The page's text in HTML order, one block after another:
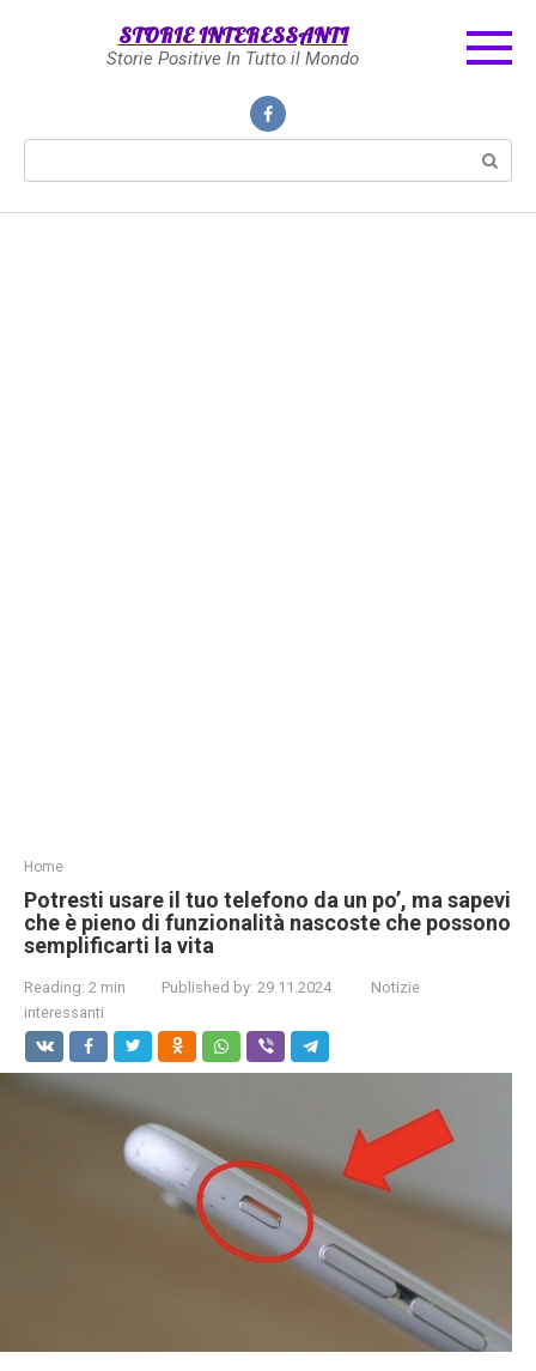
STORIE INTERESSANTI
Storie Positive In Tutto il Mondo
Home
Potresti usare il tuo telefono da un po’, ma sapevi
che è pieno di funzionalità nascoste che possono
semplificarti la vita
Reading: 2 min Published by: 29.11.2024
Notizie
interessanti